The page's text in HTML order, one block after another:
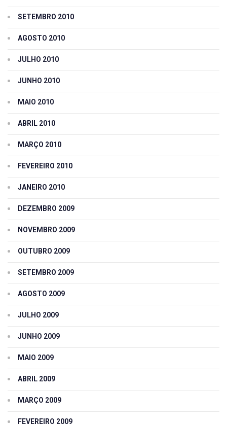
SETEMBRO 2010
AGOSTO 2010
JULHO 2010
JUNHO 2010
MAIO 2010
ABRIL 2010
MARÇO 2010
FEVEREIRO 2010
JANEIRO 2010
DEZEMBRO 2009
NOVEMBRO 2009
OUTUBRO 2009
SETEMBRO 2009
AGOSTO 2009
JULHO 2009
JUNHO 2009
MAIO 2009
ABRIL 2009
MARÇO 2009
FEVEREIRO 2009